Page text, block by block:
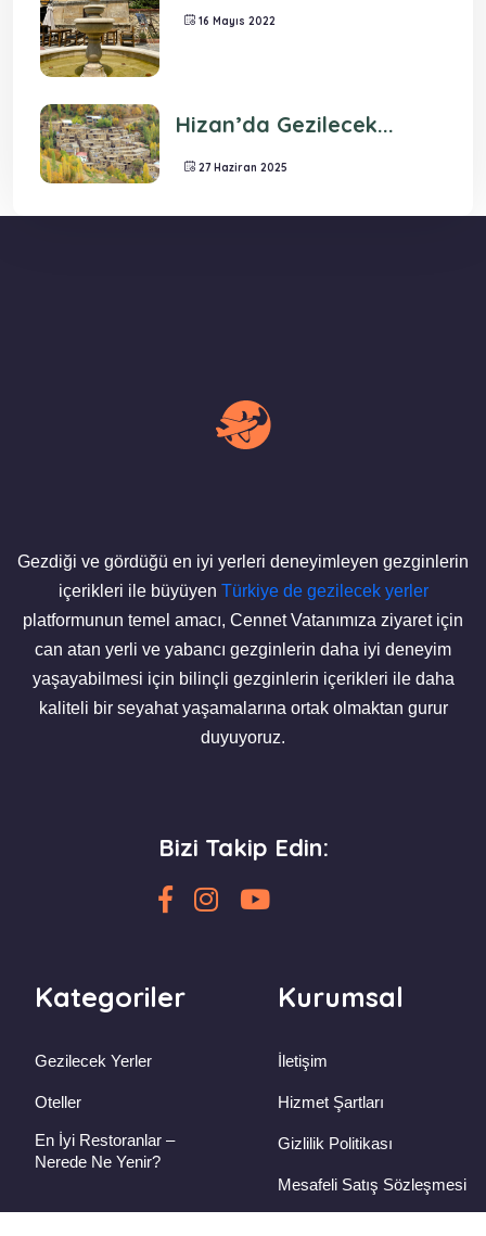
16 Mayıs 2022
Hizan’da Gezilecek...
27 Haziran 2025
Gezdiği ve gördüğü en iyi yerleri deneyimleyen gezginlerin
içerikleri ile büyüyen Türkiye de gezilecek yerler
platformunun temel amacı, Cennet Vatanımıza ziyaret için
can atan yerli ve yabancı gezginlerin daha iyi deneyim
yaşayabilmesi için bilinçli gezginlerin içerikleri ile daha
kaliteli bir seyahat yaşamalarına ortak olmaktan gurur
duyuyoruz.
Bizi Takip Edin:
Kategoriler
Gezilecek Yerler
Oteller
En İyi Restoranlar –
Nerede Ne Yenir?
Kurumsal
İletişim
Hizmet Şartları
Gizlilik Politikası
Mesafeli Satış Sözleşmesi